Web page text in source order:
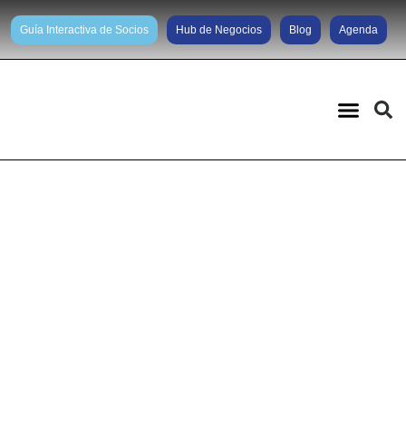
Guía Interactiva de Socios Hub de Negocios Blog Agenda